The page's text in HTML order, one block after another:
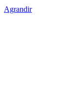
Agrandir